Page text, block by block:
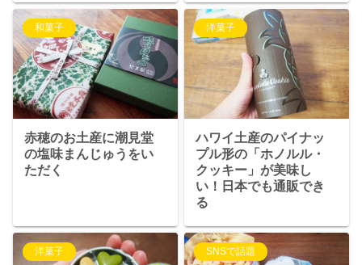
和菓子
赤穂のお土産に潮見堂
の塩味まんじゅうをい
ただく
洋菓子
ハワイ土産のパイナッ
プル形の「ホノルル・
クッキー」が美味し
い！日本でも通販でき
る
洋菓子 SNSで話題